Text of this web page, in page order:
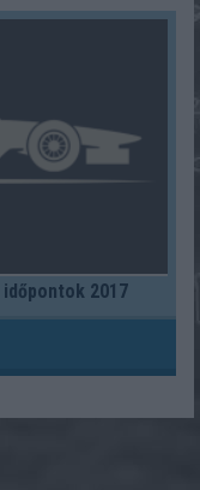
2017